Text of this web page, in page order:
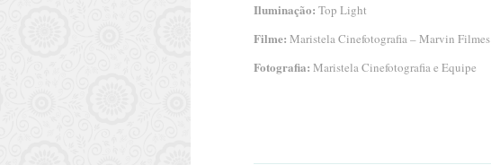
Iluminação: Top Light
Filme: Maristela Cinefotografia – Marvin Filmes
Fotografia: Maristela Cinefotografia e Equipe